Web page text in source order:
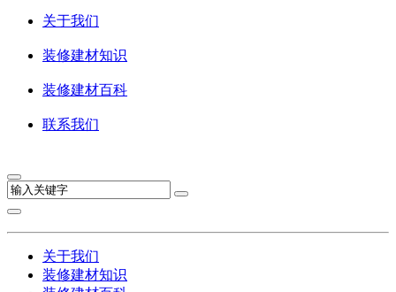
关于我们
装修建材知识
装修建材百科
联系我们
关于我们
装修建材知识